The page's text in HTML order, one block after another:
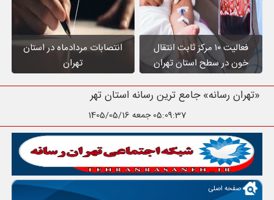
فعالیت ۱۰ مرکز ثابت انتقال
خون در سطح استان تهران
انتصابات مردادماه در استان
تهران
«تهران رسانه» جامع ترین رسانه استان تهران
05:09:39جمعه 1405/05/16
صفحه اصلی